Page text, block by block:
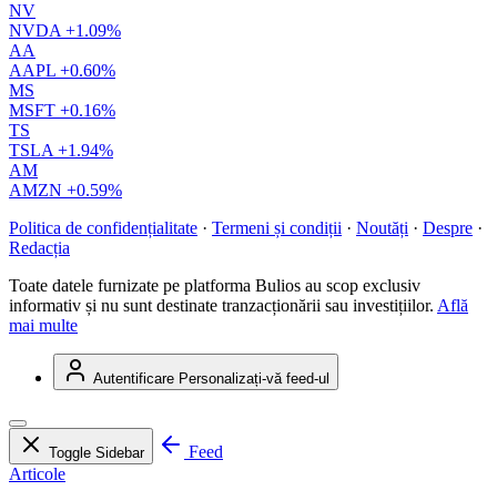
NV
NVDA +1.09%
AA
AAPL +0.60%
MS
MSFT +0.16%
TS
TSLA +1.94%
AM
AMZN +0.59%
Politica de confidențialitate · Termeni și condiții · Noutăți · Despre ·
Redacția
Toate datele furnizate pe platforma Bulios au scop exclusiv
informativ și nu sunt destinate tranzacționării sau investițiilor. Află
mai multe
Autentificare Personalizați-vă feed-ul
Toggle Sidebar
Feed
Articole